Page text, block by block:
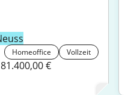
Homeoffice Vollzeit
€